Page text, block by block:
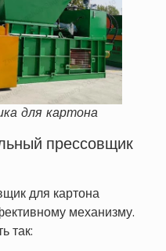
для картона
прессовщик
для картона
механизму.
так: